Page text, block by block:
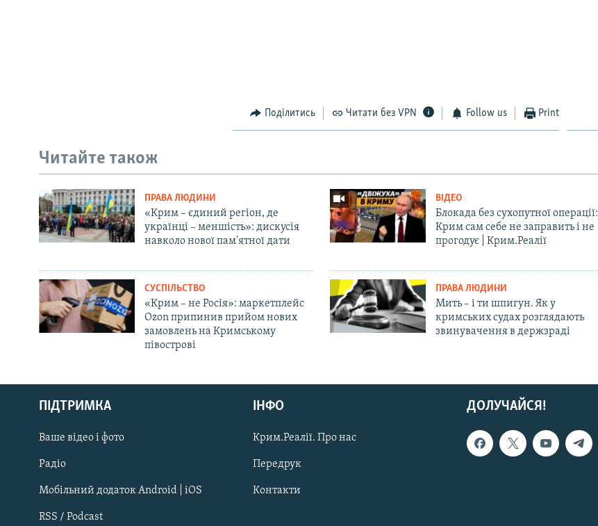
Русский
Qırımtatar
ДОЛУЧАЙСЯ!
Поділитись Читати без VPN Follow us Print
Читайте також
ПРАВА ЛЮДИНИ
«Крим – єдиний регіон, де
українці – меншість»: дискусія
навколо нової пам'ятної дати
ВІДЕО
Блокада без сухопутної операції:
Крим сам себе не заправить і не
прогодує | Крим.Реалії
СУСПІЛЬСТВО
«Крим – не Росія»: маркетплейс
Ozon припинив прийом нових
замовлень на Кримському
півострові
ПРАВА ЛЮДИНИ
Мить – і ти шпигун. Як у
кримських судах розглядають
звинувачення в держзраді
ДОЛУЧАЙСЯ!
ПІДТРИМКА
Ваше відео і фото
Радіо
Мобільний додаток Android | iOS
RSS / Podcast
ІНФО
Крим.Реалії. Про нас
Передрук
Контакти